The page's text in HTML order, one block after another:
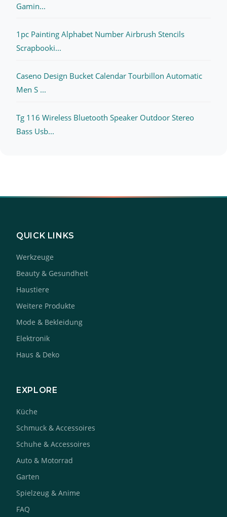
Gamin...
1pc Painting Alphabet Number Airbrush Stencils
Scrapbooki...
Caseno Design Bucket Calendar Tourbillon Automatic
Men S ...
Tg 116 Wireless Bluetooth Speaker Outdoor Stereo
Bass Usb...
QUICK LINKS
Werkzeuge
Beauty & Gesundheit
Haustiere
Weitere Produkte
Mode & Bekleidung
Elektronik
Haus & Deko
EXPLORE
Küche
Schmuck & Accessoires
Schuhe & Accessoires
Auto & Motorrad
Garten
Spielzeug & Anime
FAQ